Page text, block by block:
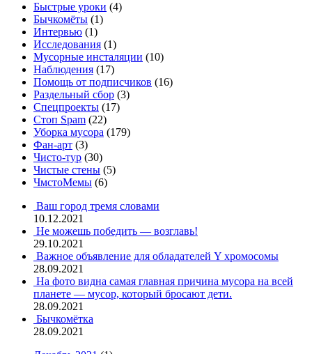
Быстрые уроки (4)
Бычкомёты (1)
Интервью (1)
Исследования (1)
Мусорные инсталяции (10)
Наблюдения (17)
Помощь от подписчиков (16)
Раздельный сбор (3)
Спецпроекты (17)
Стоп Spam (22)
Уборка мусора (179)
Фан-арт (3)
Чисто-тур (30)
Чистые стены (5)
ЧмстоМемы (6)
Ваш город тремя словами
10.12.2021
Не можешь победить — возглавь!
29.10.2021
Важное объявление для обладателей Y хромосомы
28.09.2021
На фото видна самая главная причина мусора на всей
планете — мусор, который бросают дети.
28.09.2021
Бычкомётка
28.09.2021